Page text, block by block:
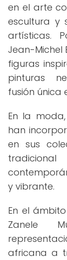
en el arte
escultura y
artísticas.
Jean-
figuras
pinturas
fusión única
En la
han
en sus
y vibrante.
En el
Zanele
africana a